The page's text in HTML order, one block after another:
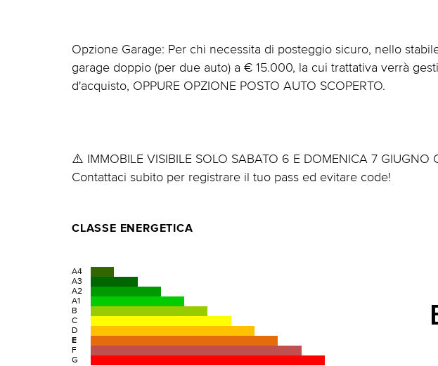
Opzione Garage: Per chi necessita di posteggio sicuro, nello
garage doppio (per due auto) a € 15.000, la cui trattativa verrà
d'acquisto, OPPURE OPZIONE POSTO AUTO SCOPERTO.
⚠️ IMMOBILE VISIBILE SOLO SABATO 6 E DOMENICA 7 GIUGNO
Contattaci subito per registrare il tuo pass ed evitare code!
CLASSE ENERGETICA
A4
A3
A2
A1
B
C
D
E
F
G